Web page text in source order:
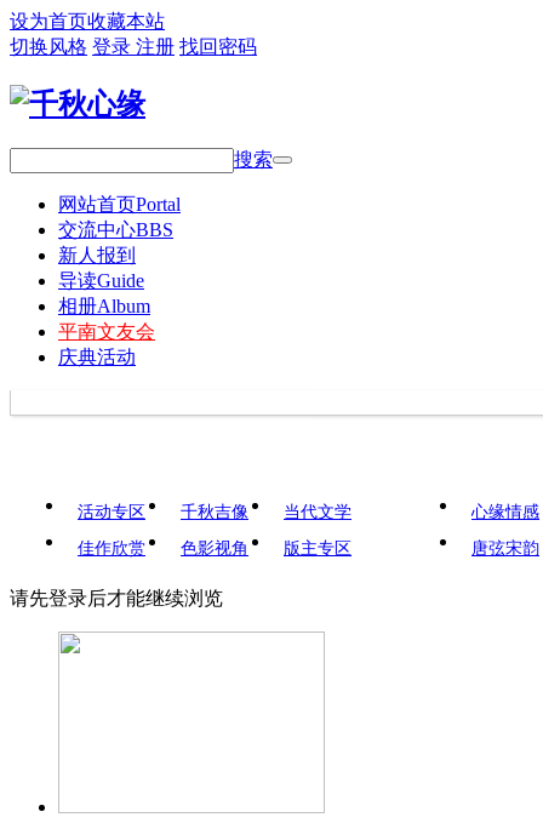
设为首页收藏本站
切换风格 登录 注册 找回密码
搜索
网站首页Portal
交流中心BBS
新人报到
导读Guide
相册Album
平南文友会
庆典活动
活动专区 千秋吉像
当代文学
佳作欣赏
色影视角 版主专区
心缘情感
唐弦宋韵
请先登录后才能继续浏览